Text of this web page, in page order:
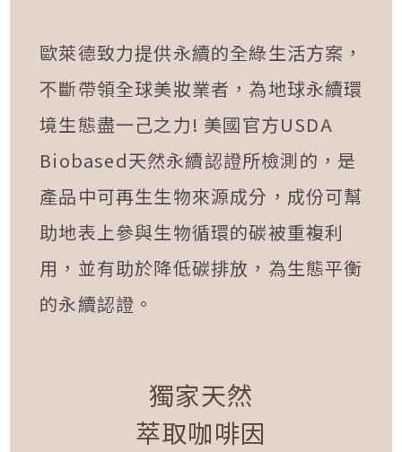
歐萊德致力提供永續的全綠生活方案，
不斷帶領全球美妝業者，為地球永續環
境生態盡一己之力! 美國官方USDA
Biobased天然永續認證所檢測的，是
產品中可再生生物來源成分，成份可幫
助地表上參與生物循環的碳被重複利
用，並有助於降低碳排放，為生態平衡
的永續認證。
獨家天然
萃取咖啡因